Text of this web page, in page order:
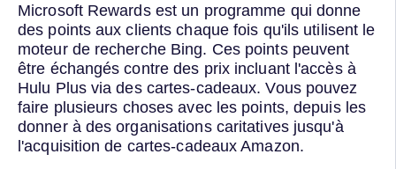
Microsoft Rewards est un programme qui donne
des points aux clients chaque fois qu'ils utilisent le
moteur de recherche Bing. Ces points peuvent
être échangés contre des prix incluant l'accès à
Hulu Plus via des cartes-cadeaux. Vous pouvez
faire plusieurs choses avec les points, depuis les
donner à des organisations caritatives jusqu'à
l'acquisition de cartes-cadeaux Amazon.